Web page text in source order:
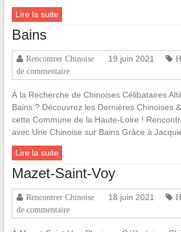
Lire la suite
Bains
Rencontrer Chinoise 19 juin 2021
de commentaire
À la Recherche de Chinoises Célibataires
Bains ? Découvrez les Dernières Chinoises
cette Commune de la Haute-Loire !
avec Une Chinoise sur Bains Grâce à
Lire la suite
Mazet-Saint-Voy
Rencontrer Chinoise 18 juin 2021
de commentaire